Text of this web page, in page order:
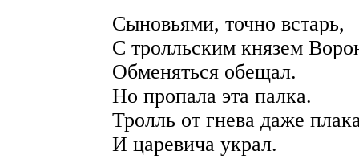
Сыновьями, точно встарь,
С тролльским князем
Обменяться обещал.
Но пропала эта палка.
Тролль от гнева даже
И царевича украл.